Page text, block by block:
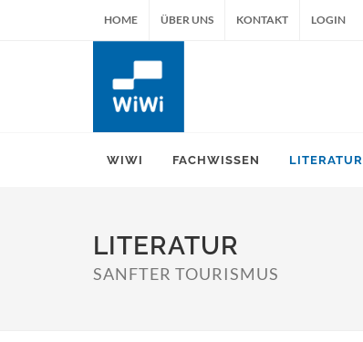
HOME ÜBER UNS KONTAKT LOGIN
WIWI FACHWISSEN LITERATUR
LITERATUR
SANFTER TOURISMUS